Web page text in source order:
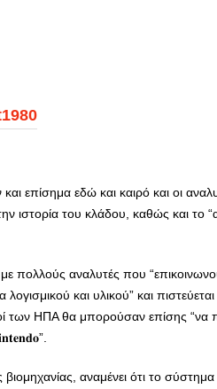
επίσημα εδώ και καιρό και οι
ιστορία του κλάδου, καθώς και το
πολλούς αναλυτές που
και υλικού” και
των ΗΠΑ θα μπορούσαν επίσης “να
βιομηχανίας, αναμένει ότι το